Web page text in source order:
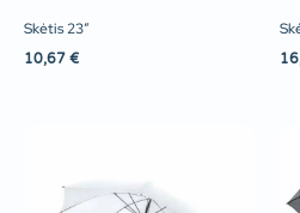
Skėtis 23″
10,67 €